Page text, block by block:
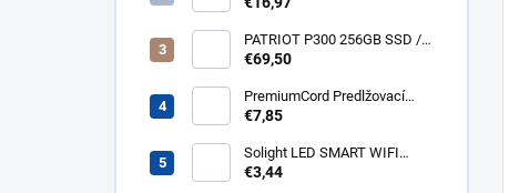
PATRIOT P300 256GB SSD /
Interní / M.2 PCIe Gen3 x4
P300P256GM28
€69,50
PremiumCord Predlžovací
kábel - sieť 230V, IEC 320 C13
€7,85
Solight LED SMART WIFI
žiarovka, GU10, 5W, RGB,
€3,44